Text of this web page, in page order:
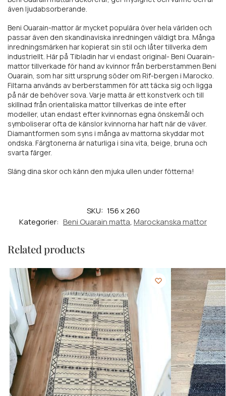
även ljudabsorberande.
Beni Ouarain-mattor är mycket populära över hela världen och
passar även den skandinaviska inredningen väldigt bra. Många
inredningsmärken har kopierat sin stil och låter tillverka dem
industriellt. Här på Tibladin har vi endast original- Beni Ouarain-
mattor tillverkade för hand av kvinnor från berberstammen Beni
Ouarain, som har sitt ursprung söder om Rif-bergen i Marocko.
Filtarna används av berberstammen för att täcka sig och ligga
på när de behöver sova. Varje matta är ett konstverk och till
skillnad från orientaliska mattor tillverkas de inte efter
modeller, utan endast efter kvinnornas egna önskemål och
symboliserar ofta de känslor kvinnorna har haft när de väver.
Diamantformen som syns i många av mattorna skyddar mot
ondska. Färgtonerna är naturliga i sina vita, beige, bruna och
svarta färger.
Släng dina skor och känn den mjuka ullen under fötterna!
SKU: 156 x 260
Kategorier: Beni Ouarain matta, Marockanska mattor
Related products